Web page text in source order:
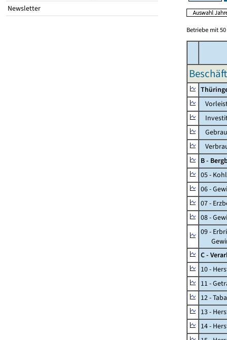
Newsletter
Betriebe mit
B -
05 -
06 -
07 -
08 -
09 -
C -
10 -
11 -
12 -
13 -
14 -